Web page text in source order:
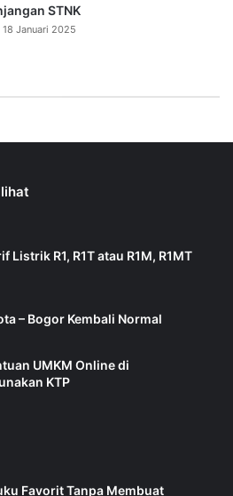
STNK
18 Januari 2025
Listrik R1, R1T atau R1M, R1MT
– Bogor Kembali Normal
UMKM Online di
KTP
Favorit Tanpa Membuat